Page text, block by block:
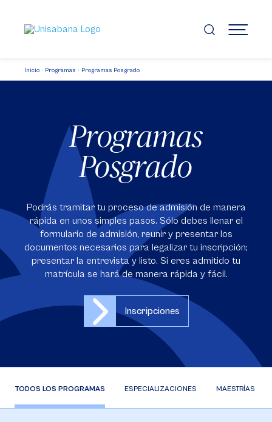
contenido
principal
MENÚ
Inicio Programas Programas Posgrado
Programas
Posgrado
Podrás tramitar tu proceso de admisión de manera
rápida en unos simples pasos. Sólo debes llenar el
formulario de admisión, reunir y presentar los
documentos necesarios para legalizar tu inscripción;
presentar la entrevista y listo. Si eres admitido tu
matrícula se hará de manera rápida y fácil.
Inscripciones
TODOS LOS PROGRAMAS ESPECIALIZACIONES MAESTRÍAS